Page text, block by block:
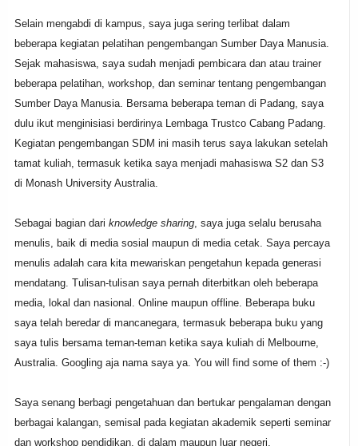
Selain mengabdi di kampus, saya juga sering terlibat dalam
beberapa kegiatan pelatihan pengembangan Sumber Daya Manusia.
Sejak mahasiswa, saya sudah menjadi pembicara dan atau trainer
beberapa pelatihan, workshop, dan seminar tentang pengembangan
Sumber Daya Manusia. Bersama beberapa teman di Padang, saya
dulu ikut menginisiasi berdirinya Lembaga Trustco Cabang Padang.
Kegiatan pengembangan SDM ini masih terus saya lakukan setelah
tamat kuliah, termasuk ketika saya menjadi mahasiswa S2 dan S3
di Monash University Australia.
Sebagai bagian dari knowledge sharing , saya juga selalu berusaha
menulis, baik di media sosial maupun di media cetak. Saya percaya
menulis adalah cara kita mewariskan pengetahun kepada generasi
mendatang. Tulisan-tulisan saya pernah diterbitkan oleh beberapa
media, lokal dan nasional. Online maupun offline. Beberapa buku
saya telah beredar di mancanegara, termasuk beberapa buku yang
saya tulis bersama teman-teman ketika saya kuliah di Melbourne,
Australia. Googling aja nama saya ya. You will find some of them :-)
Saya senang berbagi pengetahuan dan bertukar pengalaman dengan
berbagai kalangan, semisal pada kegiatan akademik seperti seminar
dan workshop pendidikan, di dalam maupun luar negeri.